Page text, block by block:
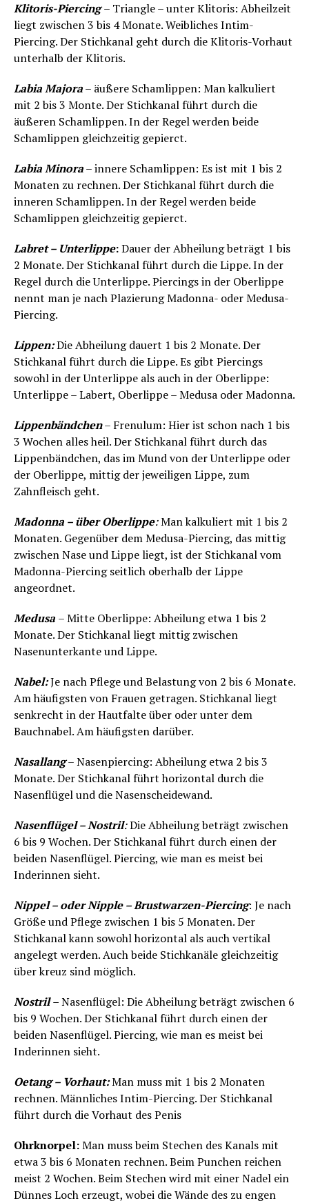
Klitoris-Piercing – Triangle – unter Klitoris: Abheilzeit
liegt zwischen 3 bis 4 Monate. Weibliches Intim-
Piercing. Der Stichkanal geht durch die Klitoris-Vorhaut
unterhalb der Klitoris.
Labia Majora– äußere Schamlippen: Man kalkuliert
mit 2 bis 3 Monte. Der Stichkanal führt durch die
äußeren Schamlippen. In der Regel werden beide
Schamlippen gleichzeitig gepierct.
Labia Minora– innere Schamlippen: Es ist mit 1 bis 2
Monaten zu rechnen. Der Stichkanal führt durch die
inneren Schamlippen. In der Regel werden beide
Schamlippen gleichzeitig gepierct.
Labret – Unterlippe:Dauer der Abheilung beträgt 1 bis
2 Monate. Der Stichkanal führt durch die Lippe. In der
Regel durch die Unterlippe. Piercings in der Oberlippe
nennt man je nach Plazierung Madonna- oder Medusa-
Piercing.
Lippen:Die Abheilung dauert 1 bis 2 Monate. Der
Stichkanal führt durch die Lippe. Es gibt Piercings
sowohl in der Unterlippe als auch in der Oberlippe:
Unterlippe – Labert, Oberlippe – Medusa oder Madonna.
Lippenbändchen– Frenulum: Hier ist schon nach 1 bis
3 Wochen alles heil. Der Stichkanal führt durch das
Lippenbändchen, das im Mund von der Unterlippe oder
der Oberlippe, mittig der jeweiligen Lippe, zum
Zahnfleisch geht.
Madonna – über Oberlippe:Man kalkuliert mit 1 bis 2
Monaten. Gegenüber dem Medusa-Piercing, das mittig
zwischen Nase und Lippe liegt, ist der Stichkanal vom
Madonna-Piercing seitlich oberhalb der Lippe
angeordnet.
Medusa – Mitte Oberlippe: Abheilung etwa 1 bis 2
Monate. Der Stichkanal liegt mittig zwischen
Nasenunterkante und Lippe.
Nabel:Je nach Pflege und Belastung von 2 bis 6 Monate.
Am häufigsten von Frauen getragen. Stichkanal liegt
senkrecht in der Hautfalte über oder unter dem
Bauchnabel. Am häufigsten darüber.
Nasallang– Nasenpiercing: Abheilung etwa 2 bis 3
Monate. Der Stichkanal führt horizontal durch die
Nasenflügel und die Nasenscheidewand.
Nasenflügel – Nostril:Die Abheilung beträgt zwischen
6 bis 9 Wochen. Der Stichkanal führt durch einen der
beiden Nasenflügel. Piercing, wie man es meist bei
Inderinnen sieht.
Nippel – oder Nipple – Brustwarzen-Piercing: Je nach
Größe und Pflege zwischen 1 bis 5 Monaten. Der
Stichkanal kann sowohl horizontal als auch vertikal
angelegt werden. Auch beide Stichkanäle gleichzeitig
über kreuz sind möglich.
Nostril–Nasenflügel: Die Abheilung beträgt zwischen 6
bis 9 Wochen. Der Stichkanal führt durch einen der
beiden Nasenflügel. Piercing, wie man es meist bei
Inderinnen sieht.
Oetang – Vorhaut:Man muss mit 1 bis 2 Monaten
rechnen. Männliches Intim-Piercing. Der Stichkanal
führt durch die Vorhaut des Penis
Ohrknorpel:Man muss beim Stechen des Kanals mit
etwa 3 bis 6 Monaten rechnen. Beim Punchen reichen
meist 2 Wochen. Beim Stechen wird mit einer Nadel ein
Dünnes Loch erzeugt, wobei die Wände des zu engen